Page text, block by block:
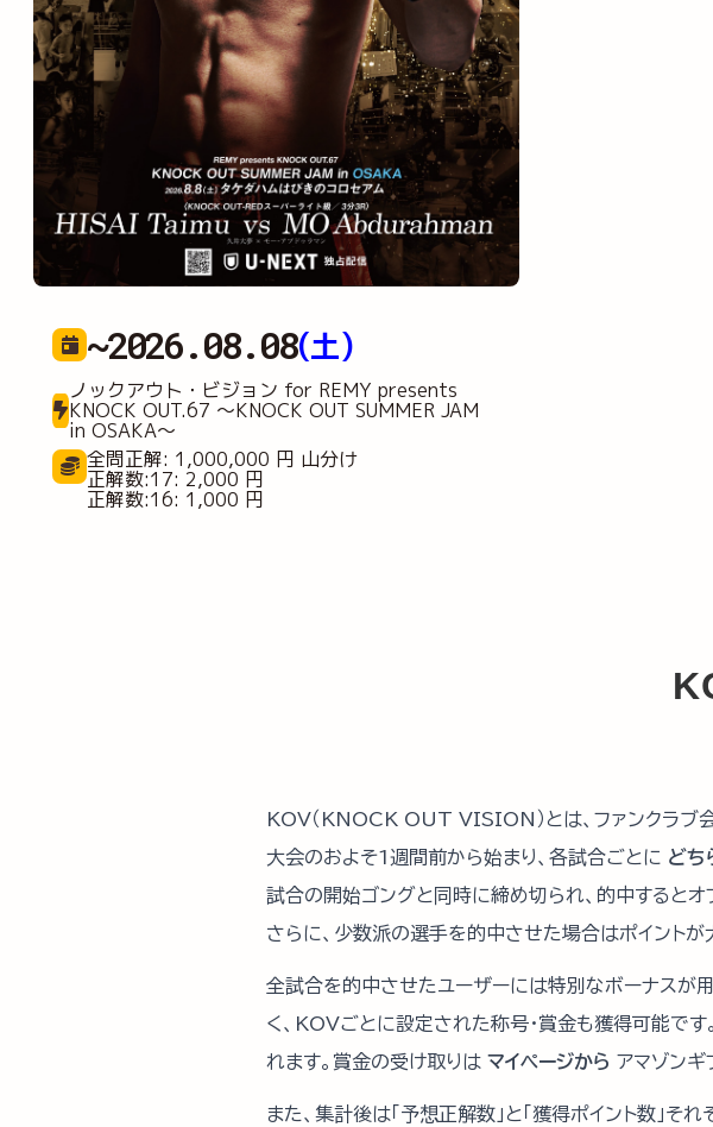
~2026.08.08(土)
ノックアウト・ビジョン for REMY presents
KNOCK OUT.67 ～KNOCK OUT SUMMER JAM
in OSAKA～
全問正解: 1,000,000 円 山分け
正解数:17: 2,000 円
正解数:16: 1,000 円
KOV（KNOCK OUT VISION）とは、ファンクラブ
大会のおよそ1週間前から始まり、各試合ごとに どち
試合の開始ゴングと同時に締め切られ、的中するとオ
さらに、少数派の選手を的中させた場合はポイント
全試合を的中させたユーザーには特別なボーナスが
く、KOVごとに設定された称号・賞金も獲得可能で
れます。賞金の受け取りは マイページから アマゾンギ
また、集計後は「予想正解数」と「獲得ポイント数」